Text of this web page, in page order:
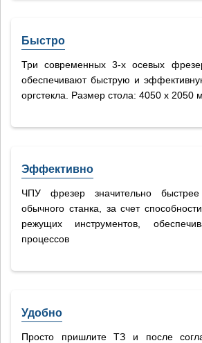
Быстро
Три современных 3-х осевых
обеспечивают быструю и
оргстекла. Размер стола: 4050 х 2050
Эффективно
ЧПУ фрезер значительно
обычного станка, за счет
режущих инструментов,
процессов
Удобно
Просто пришлите ТЗ и после